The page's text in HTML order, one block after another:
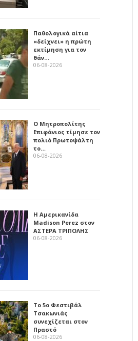
Παθολογικά αίτια
«δείχνει» η πρώτη
εκτίμηση για τον
θάν…
06-08-2026
Ο Μητροπολίτης
Επιφάνιος τίμησε τον
πολιό Πρωτοψάλτη
το…
06-08-2026
Η Αμερικανίδα
Madison Perez στον
ΑΣΤΕΡΑ ΤΡΙΠΟΛΗΣ
06-08-2026
Το 5ο Φεστιβάλ
Τσακωνιάς
συνεχίζεται στον
Πραστό
06-08-2026